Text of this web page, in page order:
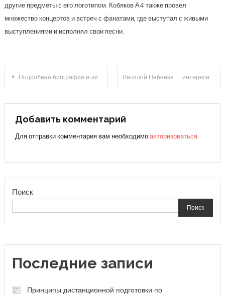
другие предметы с его логотипом. Кобяков А4 также провел
множество концертов и встреч с фанатами, где выступал с живыми
выступлениями и исполнял свои песни.
Навигация
по
записям
Подробная биография и личная жизнь известного актера Нестеренко Андрея — ранние годы, успехи на сцене, любовь и семья Василий Небензя — интересная история жизни, национальность и впечатляющая карьера дипломата
Добавить комментарий
Для отправки комментария вам необходимоавторизоваться.
Поиск
Поиск
Последние записи
Принципы дистанционной подготовки по